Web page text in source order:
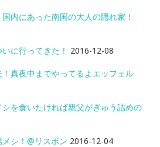
内にあった南国の大人の隠れ家！
に行ってきた！ 2016-12-08
真夜中までやってるよエッフェル
を食いたければ親父がぎゅう詰めの
シ！@リスボン 2016-12-04